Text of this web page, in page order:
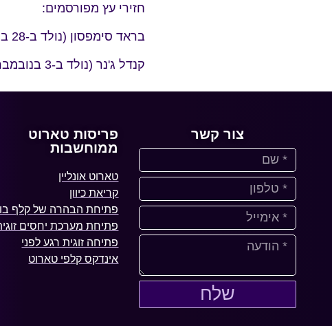
חזירי עץ מפורסמים:
בראד סימפסון (נולד ב-28 ביולי 1995)
קנדל ג'נר (נולד ב-3 בנובמבר 1995)
צור קשר
שלח
פריסות טארוט
ממוחשבות
טארוט אונליין
קריאת כיוון
פתיחת הבהרה של קלף
פתיחת מערכת יחסים
פתיחה זוגית רגע לפני
אינדקס קלפי טארוט